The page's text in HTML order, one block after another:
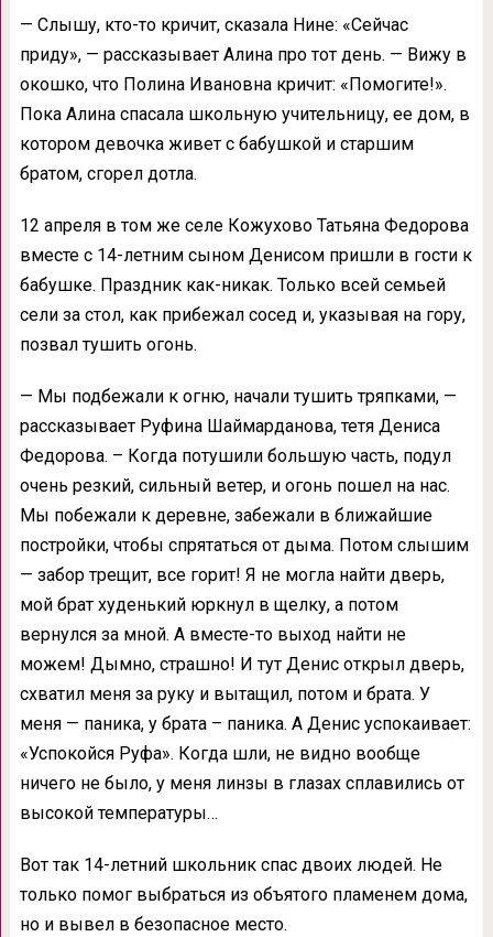
— Слышу, кто-то кричит, сказала Нине: «Сейчас
приду», — рассказывает Алина про тот день. — Вижу в
окошко, что Полина Ивановна кричит: «Помогите!».
Пока Алина спасала школьную учительницу, ее дом, в
котором девочка живет с бабушкой и старшим
братом, сгорел дотла.
12 апреля в том же селе Кожухово Татьяна Федорова
вместе с 14-летним сыном Денисом пришли в гости к
бабушке. Праздник как-никак. Только всей семьей
сели за стол, как прибежал сосед и, указывая на гору,
позвал тушить огонь.
— Мы подбежали к огню, начали тушить тряпками, —
рассказывает Руфина Шаймарданова, тетя Дениса
Федорова. – Когда потушили большую часть, подул
очень резкий, сильный ветер, и огонь пошел на нас.
Мы побежали к деревне, забежали в ближайшие
постройки, чтобы спрятаться от дыма. Потом слышим
— забор трещит, все горит! Я не могла найти дверь,
мой брат худенький юркнул в щелку, а потом
вернулся за мной. А вместе-то выход найти не
можем! Дымно, страшно! И тут Денис открыл дверь,
схватил меня за руку и вытащил, потом и брата. У
меня — паника, у брата – паника. А Денис успокаивает:
«Успокойся Руфа». Когда шли, не видно вообще
ничего не было, у меня линзы в глазах сплавились от
высокой температуры…
Вот так 14-летний школьник спас двоих людей. Не
только помог выбраться из объятого пламенем дома,
но и вывел в безопасное место.